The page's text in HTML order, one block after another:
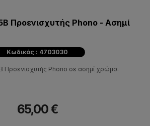
Προενισχυτής Phono - Ασημί
Κωδικός : 4703030
Προενισχυτής Phono σε ασημί χρώμα.
65,00 €